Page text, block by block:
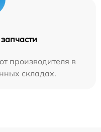
производителя в
складах.